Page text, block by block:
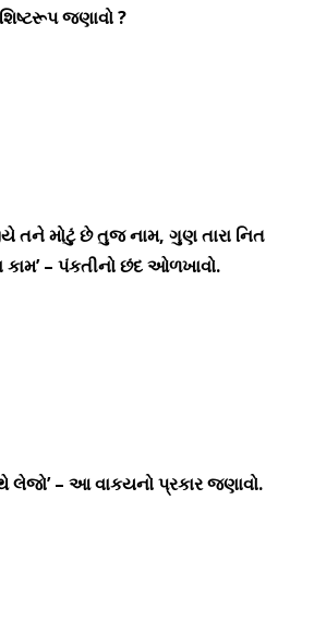
જણાવો ?
તને મોટું છે તુજ નામ, ગુણ તારા નિત
– પંકતીનો છંદ ઓળખાવો.
લેજો’ – આ વાકયનો પ્રકાર જણાવો.